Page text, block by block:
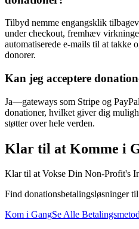
Tilbyd nemme engangsklik
under checkout, fremhæv
automatiserede e-mails til at takke
donorer.
Kan jeg acceptere
Ja—gateways som Stripe og
donationer, hvilket giver dig
støtter over hele verden.
Klar til at Komme i
Klar til at Vokse Din Non-Profit's
Find donationsbetalingsløsninger
Kom i GangSe Alle